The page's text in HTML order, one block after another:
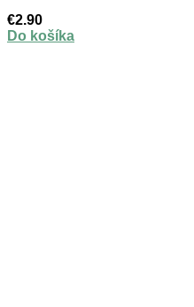
€2.90
Do košíka